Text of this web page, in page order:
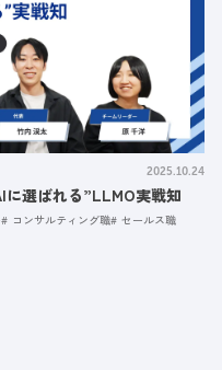
2025.10.24
に選ばれる”LLMO実戦知
コンサルティング職
セールス職